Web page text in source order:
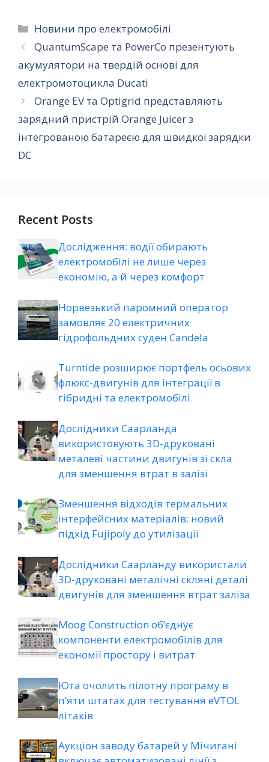
Категорії
Новини про електромобілі
QuantumScape та PowerCo презентують
акумулятори на твердій основі для
електромотоцикла Ducati
Orange EV та Optigrid представляють
зарядний пристрій Orange Juicer з
інтегрованою батареєю для швидкої зарядки
DC
Recent Posts
Дослідження: водії обирають
електромобілі не лише через
економію, а й через комфорт
Норвезький паромний оператор
замовляє 20 електричних
гідрофольдних суден Candela
Turntide розширює портфель осьових
флюкс-двигунів для інтеграції в
гібридні та електромобілі
Дослідники Саарланда
використовують 3D-друковані
металеві частини двигунів зі скла
для зменшення втрат в залізі
Зменшення відходів термальних
інтерфейсних матеріалів: новий
підхід Fujipoly до утилізації
Дослідники Саарланду використали
3D-друковані металічні скляні деталі
двигунів для зменшення втрат заліза
Moog Construction об’єднує
компоненти електромобілів для
економії простору і витрат
Юта очолить пілотну програму в
п’яти штатах для тестування eVTOL
літаків
Аукціон заводу батарей у Мічигані